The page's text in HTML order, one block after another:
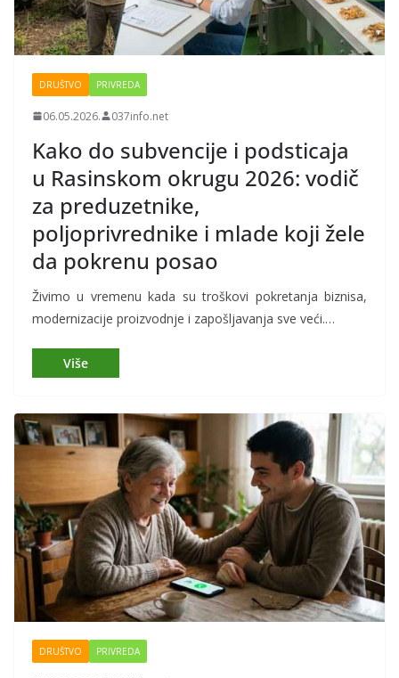
DRUŠTVO PRIVREDA
06.05.2026. 037info.net
Kako do subvencije i podsticaja
u Rasinskom okrugu 2026: vodič
za preduzetnike,
poljoprivrednike i mlade koji žele
da pokrenu posao
Živimo u vremenu kada su troškovi pokretanja biznisa,
modernizacije proizvodnje i zapošljavanja sve veći.…
DRUŠTVO PRIVREDA